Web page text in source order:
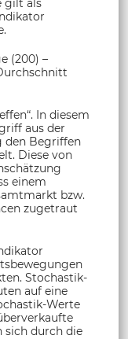
gilt als
(200) –
In diesem
aus der
den Begriffen
Diese von
einem
bzw.
zugetraut
Stochastik-
auf eine
Werte
sich durch die